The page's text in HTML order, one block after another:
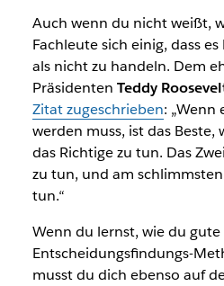
Auch wenn du nicht weißt,
Fachleute sich einig, dass
als nicht zu handeln. Dem
Präsidenten Teddy
Zitat zugeschrieben: „Wenn
werden muss, ist das Beste,
das Richtige zu tun. Das
zu tun, und am
tun.“
Wenn du lernst, wie du gute
Entscheidungsfindungs-
musst du dich ebenso auf